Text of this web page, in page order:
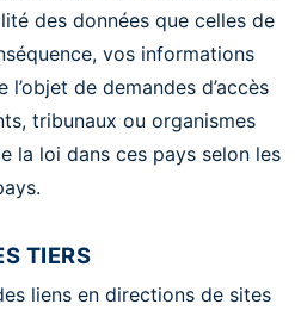
des données que celles de
vos informations
de demandes d’accès
tribunaux ou organismes
la loi dans ces pays selon les
TIERS
liens en directions de sites